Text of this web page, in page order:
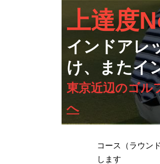
上達度
インドアレ
け、またイ
東京近辺のゴル
へ
コース（ラウン
します